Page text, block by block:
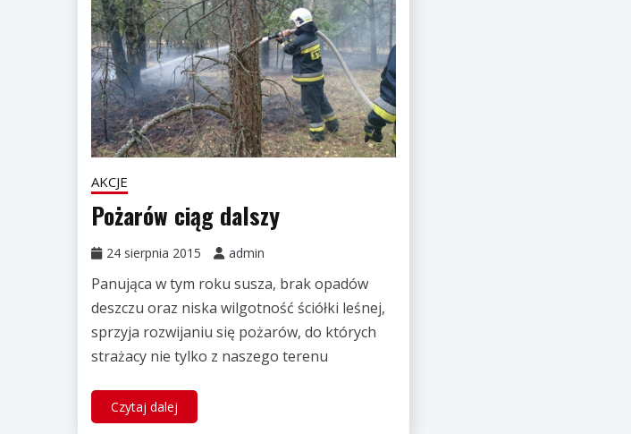
AKCJE
Pożarów ciąg dalszy
24 sierpnia 2015 admin
Panująca w tym roku susza, brak opadów
deszczu oraz niska wilgotność ściółki leśnej,
sprzyja rozwijaniu się pożarów, do których
strażacy nie tylko z naszego terenu
Czytaj dalej